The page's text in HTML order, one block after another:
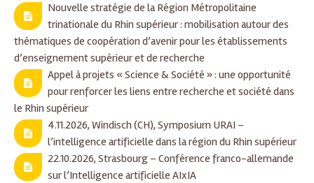
Nouvelle stratégie de la Région Métropolitaine
trinationale du Rhin supérieur : mobilisation autour des
thématiques de coopération d’avenir pour les établissements
d’enseignement supérieur et de recherche
Appel à projets « Science & Société » : une opportunité
pour renforcer les liens entre recherche et société dans
le Rhin supérieur
4.11.2026, Windisch (CH), Symposium URAI –
l’intelligence artificielle dans la région du Rhin supérieur
22.10.2026, Strasbourg – Conférence franco-allemande
sur l’Intelligence artificielle AIxIA